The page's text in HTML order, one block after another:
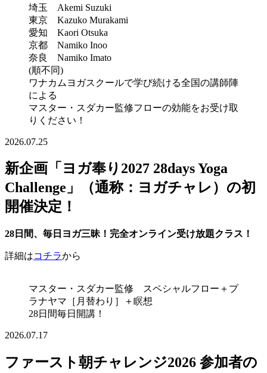
埼玉 Akemi Suzuki
東京 Kazuko Murakami
愛知 Kaori Otsuka
京都 Namiko Inoo
奈良 Namiko Imato
(順不同)
ワナカムヨガスクールで学び続ける全国の講師陣
による
マスター・スダカー監修フローの効能をお受け取
りください！
2026.07.25
新企画「ヨガ奉り2027 28days Yoga
Challenge」（通称：ヨガチャレ）の初
開催決定！
28日間、毎日ヨガ三昧！完全オンライン受け放題クラス！
詳細はコチラから
マスター・スダカー監修 スペシャルフロー＋プ
ラナヤマ［月替わり］＋瞑想
28日間毎日開講！
2026.07.17
ファースト朝チャレンジ2026 参加者の